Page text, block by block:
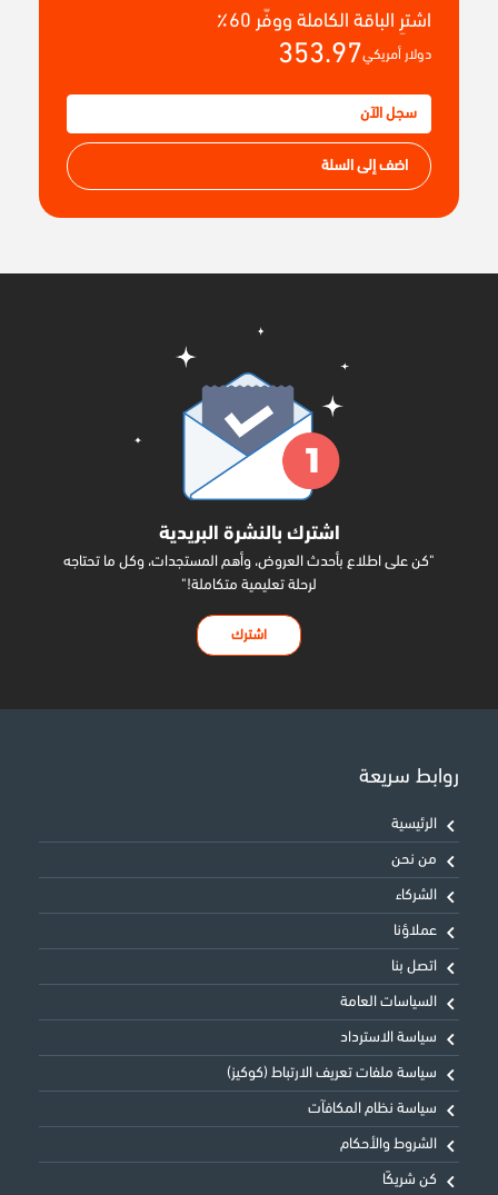
اشترِ الباقة الكاملة ووفّر 60٪
353.97دولار أمريكي
سجل الآن
اضف إلى السلة
اشترك بالنشرة البريدية
"كن على اطلاع بأحدث العروض، وأهم المستجدات، وكل ما تحتاجه
لرحلة تعليمية متكاملة!"
اشترك
روابط سريعة
الرئيسية
من نحن
الشركاء
عملاؤنا
اتصل بنا
السياسات العامة
سياسة الاسترداد
سياسة ملفات تعريف الارتباط (كوكيز)
سياسة نظام المكافآت
الشروط والأحكام
كن شريكًا